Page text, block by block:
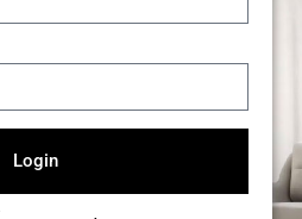
Login